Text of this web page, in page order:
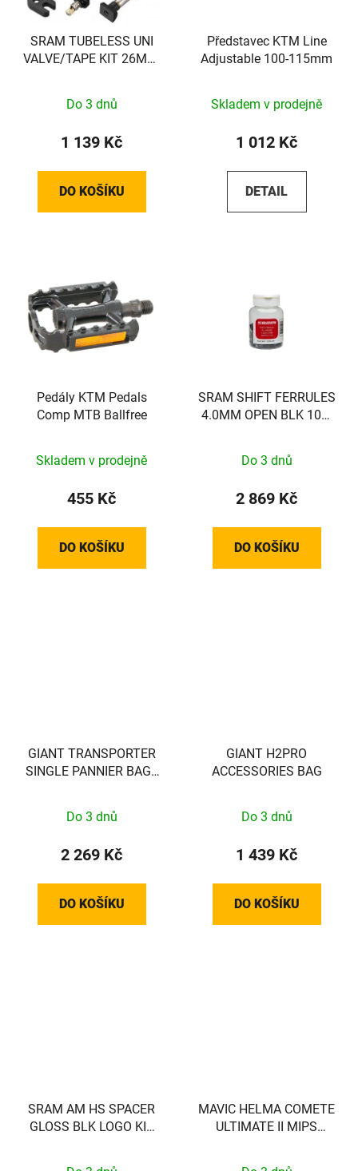
SRAM TUBELESS UNI
VALVE/TAPE KIT 26MM,
Do 3 dnů
1 139 Kč
DO KOŠÍKU
Představec KTM Line
Adjustable 100-115mm
Skladem v prodejně
1 012 Kč
DETAIL
Pedály KTM Pedals
Comp MTB Ballfree
Skladem v prodejně
455 Kč
DO KOŠÍKU
SRAM SHIFT FERRULES
4.0MM OPEN BLK 100-
Do 3 dnů
2 869 Kč
DO KOŠÍKU
GIANT TRANSPORTER
SINGLE PANNIER BAG -
Do 3 dnů
2 269 Kč
DO KOŠÍKU
GIANT H2PRO
ACCESSORIES BAG
Do 3 dnů
1 439 Kč
DO KOŠÍKU
SRAM AM HS SPACER
GLOSS BLK LOGO KIT
MAVIC HELMA COMETE
ULTIMATE II MIPS